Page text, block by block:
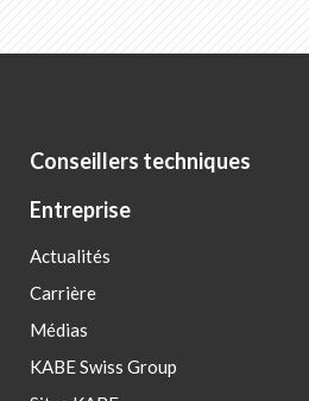
Conseillers techniques
Entreprise
Actualités
Carrière
Médias
KABE Swiss Group